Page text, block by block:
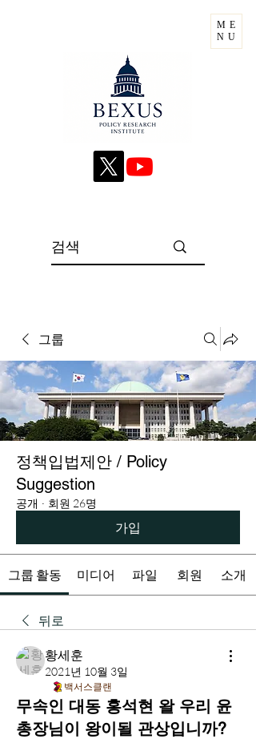
ME
NU
그룹
정책입법제안 / Policy
Suggestion
공개 · 회원 26명
가입
그룹 활동 미디어 파일 회원 소개
뒤로
황세훈
2021년 10월 3일
백서스클랜
무속인 대동 홍석현 왈 우리 윤
총장님이 왕이될 관상입니까?